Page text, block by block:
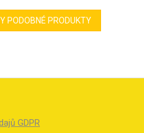
PODOBNÉ PRODUKTY
GDPR